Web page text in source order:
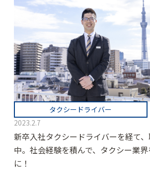
タクシードライバー
2023.2.7
新卒入社タクシードライバーを経て
中。社会経験を積んで、タクシー業
に！